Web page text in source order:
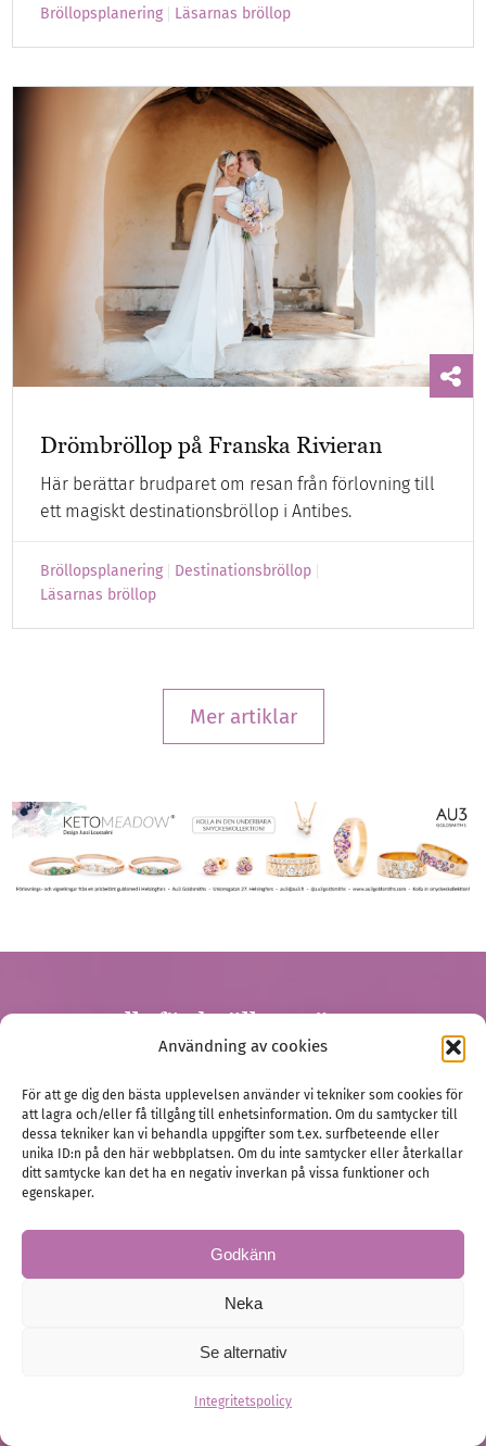
Användning av cookies
För att ge dig den bästa upplevelsen använder vi tekniker som cookies för
att lagra och/eller få tillgång till enhetsinformation. Om du samtycker till
dessa tekniker kan vi behandla uppgifter som t.ex. surfbeteende eller
unika ID:n på den här webbplatsen. Om du inte samtycker eller återkallar
ditt samtycke kan det ha en negativ inverkan på vissa funktioner och
egenskaper.
Godkänn
Neka
Se alternativ
Integritetspolicy
Bröllopsplanering Läsarnas bröllop
Drömbröllop på Franska Rivieran
Här berättar brudparet om resan från förlovning till
ett magiskt destinationsbröllop i Antibes.
Bröllopsplanering
Destinationsbröllop
Läsarnas bröllop
Mer artiklar
Allt för bröllopsgästen